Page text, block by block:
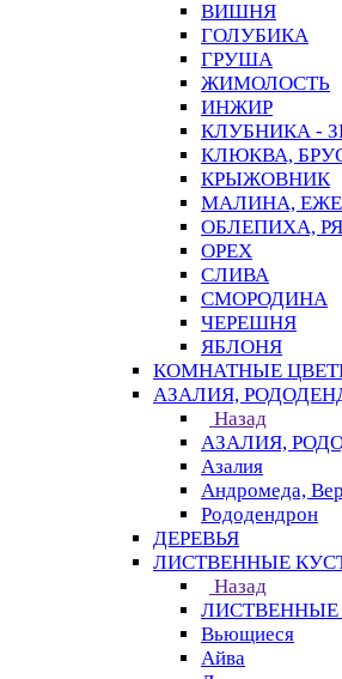
ВИШНЯ
ГОЛУБИКА
ГРУША
ЖИМОЛОСТЬ
ИНЖИР
КЛУБНИКА -
КЛЮКВА,
КРЫЖОВНИК
МАЛИНА,
ОБЛЕПИХА,
ОРЕХ
СЛИВА
СМОРОДИНА
ЧЕРЕШНЯ
ЯБЛОНЯ
КОМНАТНЫЕ
АЗАЛИЯ,
Назад
АЗАЛИЯ,
Азалия
Андромеда,
Рододендрон
ДЕРЕВЬЯ
ЛИСТВЕННЫЕ
Назад
ЛИСТВЕННЫЕ
Вьющиеся
Айва